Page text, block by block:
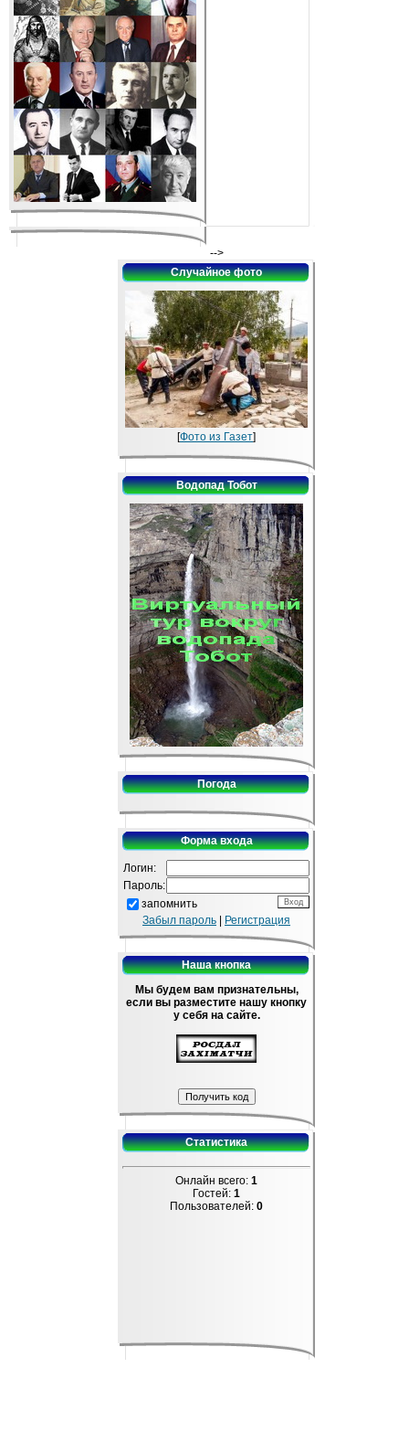
-->
Случайное фото
[Фото из Газет]
Водопад Тобот
Погода
Форма входа
Логин:
Пароль:
запомнить
Забыл пароль
Регистрация
Наша кнопка
Мы будем вам признательны,
если вы разместите нашу кнопку
у себя на сайте.
Статистика
Онлайн всего: 1
Гостей: 1
Пользователей: 0